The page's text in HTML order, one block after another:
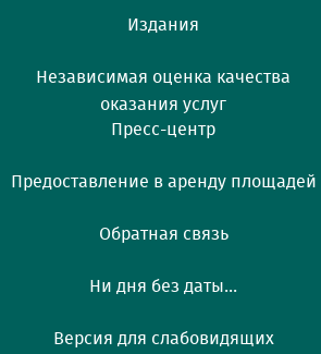
Издания
Независимая оценка качества
оказания услуг
Пресс-центр
Предоставление в аренду площадей
Обратная связь
Ни дня без даты...
Версия для слабовидящих